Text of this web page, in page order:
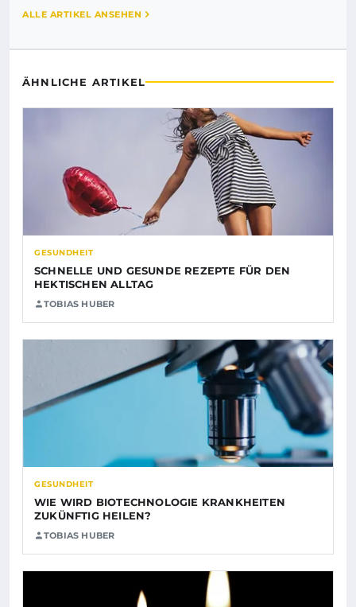
ALLE ARTIKEL ANSEHEN
ÄHNLICHE ARTIKEL
GESUNDHEIT
SCHNELLE UND GESUNDE REZEPTE FÜR DEN
HEKTISCHEN ALLTAG
TOBIAS HUBER
GESUNDHEIT
WIE WIRD BIOTECHNOLOGIE KRANKHEITEN
ZUKÜNFTIG HEILEN?
TOBIAS HUBER